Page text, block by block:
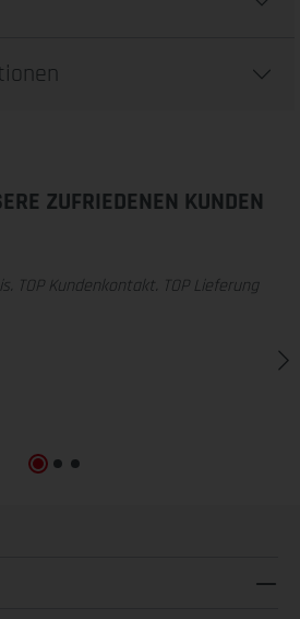
ZUFRIEDENEN KUNDEN
TOP Kundenkontakt. TOP Lieferung